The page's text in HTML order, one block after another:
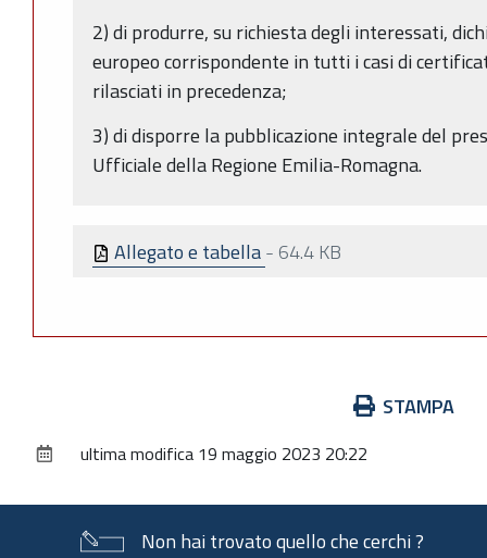
2) di produrre, su richiesta degli interessati,
europeo corrispondente in tutti i casi di
rilasciati in precedenza;
3) di disporre la pubblicazione integrale del
Ufficiale della Regione Emilia-Romagna.
Allegato e tabella- 64.4 KB
documento
STAMPA
ultima modifica 19 maggio 2023 20:22
Non hai trovato quello che cerchi ?